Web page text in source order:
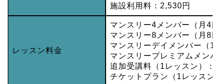
施設利用料：2,530円
レッスン料金
マンスリー4メンバー（月4
マンスリー8メンバー（月8
マンスリーデイメンバー（
マンスリープレミアムメン
追加受講料（1レッスン）：
チケットプラン（1レッスン